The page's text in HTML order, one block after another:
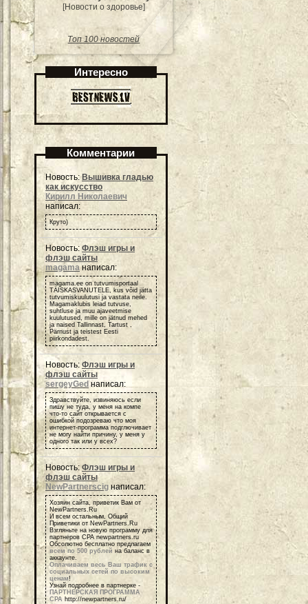
[Новости о здоровье]
Топ 100 новостей
Интересно
Комментарии
Новость:Вышивка гладью
как искусство
Кирилл Николаевич
написал:
Круто)
Новость: Флэш игры и
флэш сайты
magamaнаписал:
magama.ee on tutvumisportaal
TÄISKASVANUTELE, kus võid jätta
tutvumiskuulutusi ja vastata neile.
Magamaklubis leiad tutvuse,
suhtluse ja muu ajaveetmise
kuulutused, mille on jätnud mehed
ja naised Tallinnast, Tartust ,
Pärnust ja teistest Eesti
piirkondadest.
Новость: Флэш игры и
флэш сайты
sergeyGed написал:
Здравствуйте, извиняюсь если
пишу не туда, у меня на компе
что-то сайт открывается с
ошибкой подозреваю что моя
интернет-программа подглючивает
не могу найти причину, у меня у
одного так или у всех?
Новость: Флэш игры и
флэш сайты
NewPartnerscig написал:
Хозяин сайта, приветик Вам от
NewPartners.Ru
И всем остальным, Общий
Приветики от NewPartners.Ru
Взгляньте на новую программу для
партнеров СРА newpartners.ru
Обсолютно бесплатно предлагаем
всем по 500 рублей на баланс в
аккаунте.
Оплачиваем весь Ваш трафик с
социальных сетей по высоким
ценам!
Узнай подробнее в партнерке -
ПАРТНЕРСКАЯ ПРОГРАММА
СРА http://newpartners.ru/